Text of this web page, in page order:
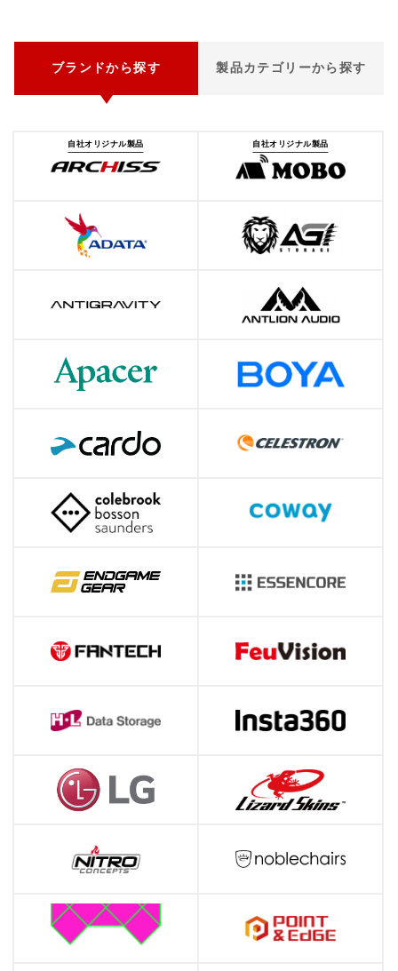
ブランドから探す 製品カテゴリーから探す
自社オリジナル製品 自社オリジナル製品